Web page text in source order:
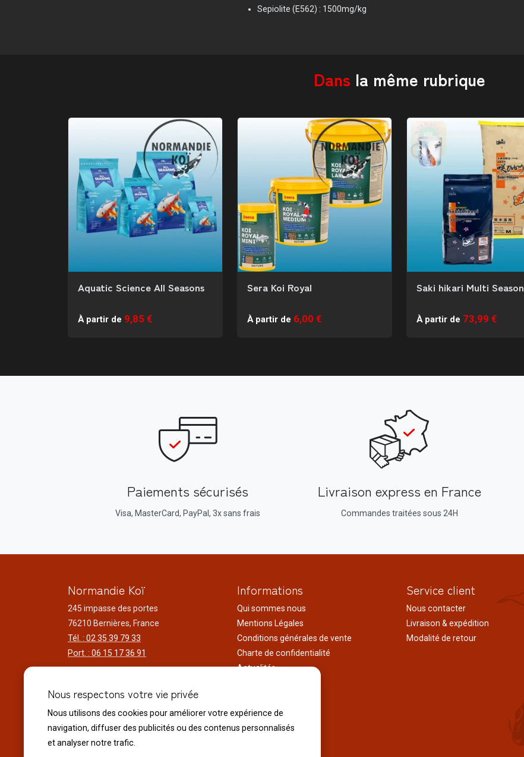
Sepiolite (E562) : 1500mg/kg
Dans la même rubrique
Aquatic Science All Seasons
À partir de 9,85 €
Sera Koi Royal
À partir de 6,00 €
Saki hikari Multi Season
À partir de 73,99 €
Paiements sécurisés
Visa, MasterCard, PayPal, 3x sans frais
Livraison express en France
Commandes traitées sous 24H
Normandie Koï
245 impasse des portes
76210 Bernières, France
Tél. : 02 35 39 79 33
Port. : 06 15 17 36 91
Du lundi au samedi
9h00 à 12h00 - 14h00 à 18h30
Le dimanche
10h00 à 12h00 - 14h30 à 18h30
Informations
Qui sommes nous
Mentions Légales
Conditions générales de vente
Charte de confidentialité
Actualités
Liens utiles
Service client
Nous contacter
Livraison & expédition
Modalité de retour
Nous respectons votre vie privée
Nous utilisons des cookies pour améliorer votre expérience de
navigation, diffuser des publicités ou des contenus personnalisés
et analyser notre trafic.